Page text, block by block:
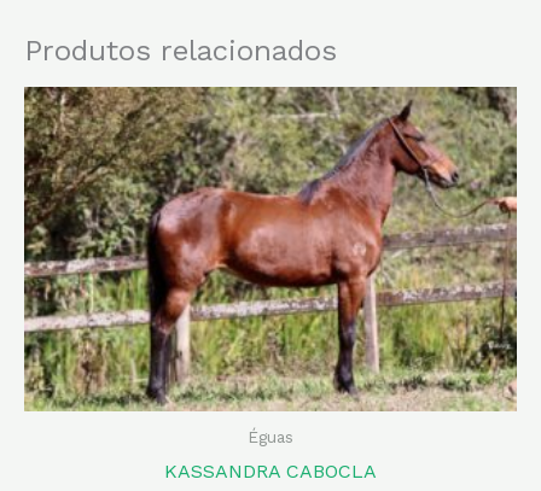
Produtos relacionados
Éguas
KASSANDRA CABOCLA